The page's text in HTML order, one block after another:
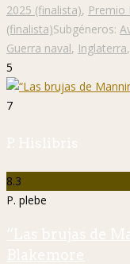
2025 (finalista), Premio
(finalista)Subgéneros:
Guerra naval, Inglaterra,
5
7
P. Hislibris
8.3
P. plebe
“Las brujas de
Blakemore